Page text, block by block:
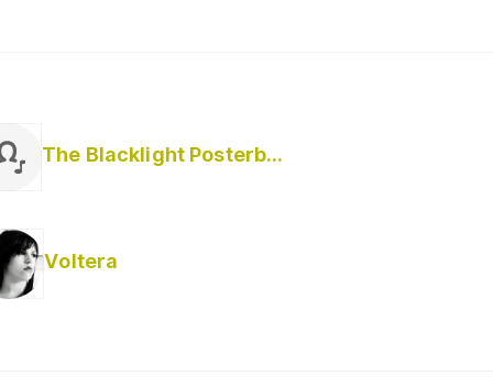
The Blacklight Posterboys
Voltera